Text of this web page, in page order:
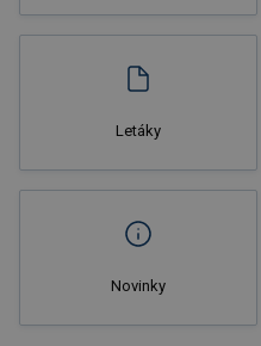
Letáky
Novinky